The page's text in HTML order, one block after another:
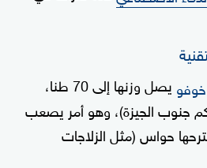
يصل وزنها إلى 70 طنا،
كم جنوب الجيزة)، وهو أمر يصعب
حواس (مثل الزلاجات